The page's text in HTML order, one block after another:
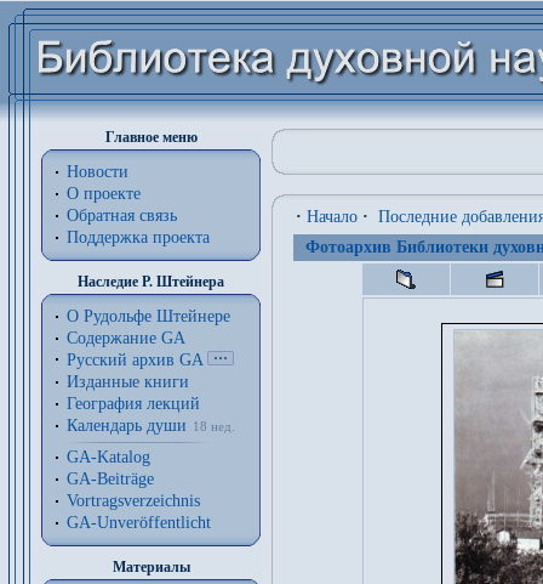
Главное меню
Новости
О проекте
Обратная связь
Поддержка проекта
Наследие Р. Штейнера
О Рудольфе Штейнере
Содержание GA
Русский архив GA
Изданные книги
География лекций
Календарь души
18 нед.
GA-Katalog
GA-Beiträge
Vortragsverzeichnis
GA-Unveröffentlicht
Материалы
· Начало · Последние
Фотоархив Библиотеки